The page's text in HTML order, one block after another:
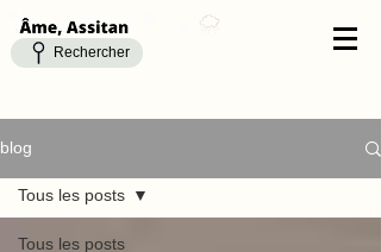
Rechercher
blog
Tous les posts
Tous les posts